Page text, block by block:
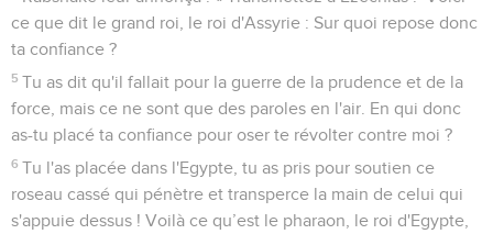
ce que dit le grand roi, le roi d'Assyrie : Sur quoi repose donc
ta confiance ?
5 Tu as dit qu'il fallait pour la guerre de la prudence et de la
force, mais ce ne sont que des paroles en l'air. En qui donc
as-tu placé ta confiance pour oser te révolter contre moi ?
6 Tu l'as placée dans l'Egypte, tu as pris pour soutien ce
roseau cassé qui pénètre et transperce la main de celui qui
s'appuie dessus ! Voilà ce qu’est le pharaon, le roi d'Egypte,